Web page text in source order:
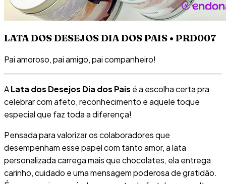
LATA DOS DESEJOS DIA DOS PAIS • PRD007
Pai amoroso, pai amigo, pai companheiro!
ALata dos Desejos Dia dos Pais é a escolha certa pra
celebrar com afeto, reconhecimento e aquele toque
especial que faz toda a diferença!
Pensada para valorizar os colaboradores que
desempenham esse papel com tanto amor, a lata
personalizada carrega mais que chocolates, ela entrega
carinho, cuidado e uma mensagem poderosa de gratidão.